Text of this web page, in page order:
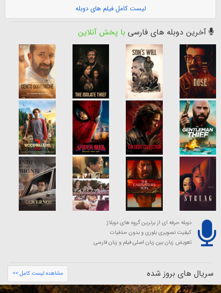
لیست کامل فیلم های دوبله
آخرین دوبله های فارسی با پخش آنلاین
دوبله حرفه ای از برترین گروه های دوبلاژ
کیفیت تصویری بلوری و بدون حذفیات
تعویض زبان بین زبان اصلی فیلم و زبان فارسی
سریال های بروز شده مشاهده لیست کامل >>